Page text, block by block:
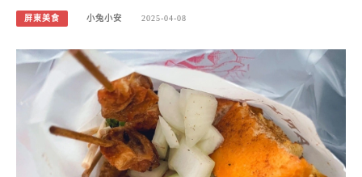
屏東美食 小兔小安 2025-04-08